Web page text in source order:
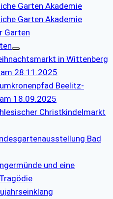
Garten Akademie
Garten Akademie
Garten
in Wittenberg
28.11.2025
Beelitz-
18.09.2025
Christkindelmarkt
Bad
und eine